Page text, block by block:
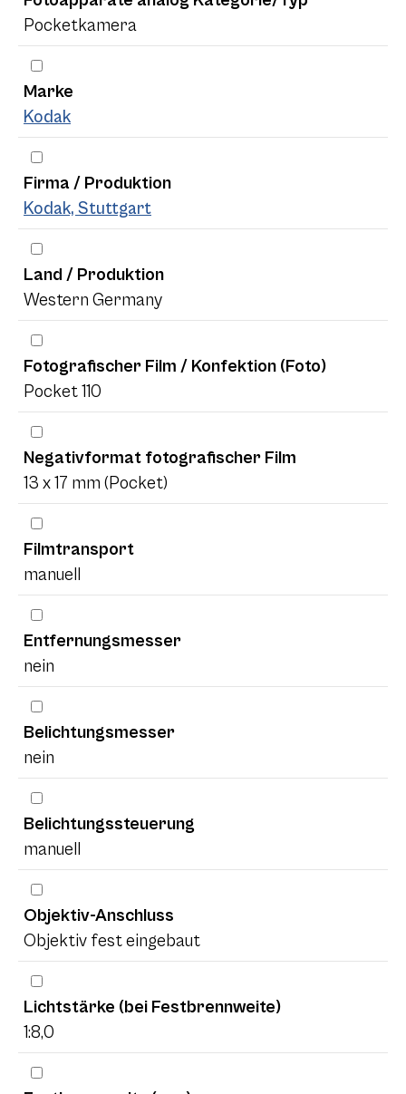
Pocketkamera
Marke
Kodak
Firma / Produktion
Kodak, Stuttgart
Land / Produktion
Western Germany
Fotografischer Film / Konfektion (Foto)
Pocket 110
Negativformat fotografischer Film
13 x 17 mm (Pocket)
Filmtransport
manuell
Entfernungsmesser
nein
Belichtungsmesser
nein
Belichtungssteuerung
manuell
Objektiv-Anschluss
Objektiv fest eingebaut
Lichtstärke (bei Festbrennweite)
1:8,0